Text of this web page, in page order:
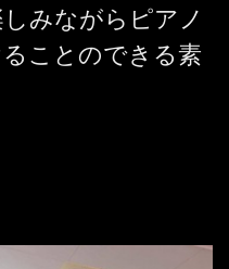
みながらピアノ
ことのできる素